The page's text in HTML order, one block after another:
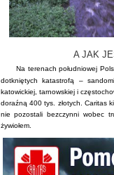
A JAK JEST W
Na terenach południowej
dotkniętych katastrofą –
katowickiej, tarnowskiej i
doraźną 400 tys. złotych. Caritas
nie pozostali bezczynni wobec
żywiołem.